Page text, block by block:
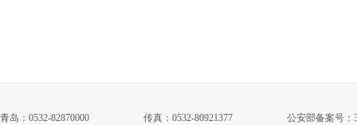
青岛：0532-82870000 传真：0532-80921377
公安部备案号：